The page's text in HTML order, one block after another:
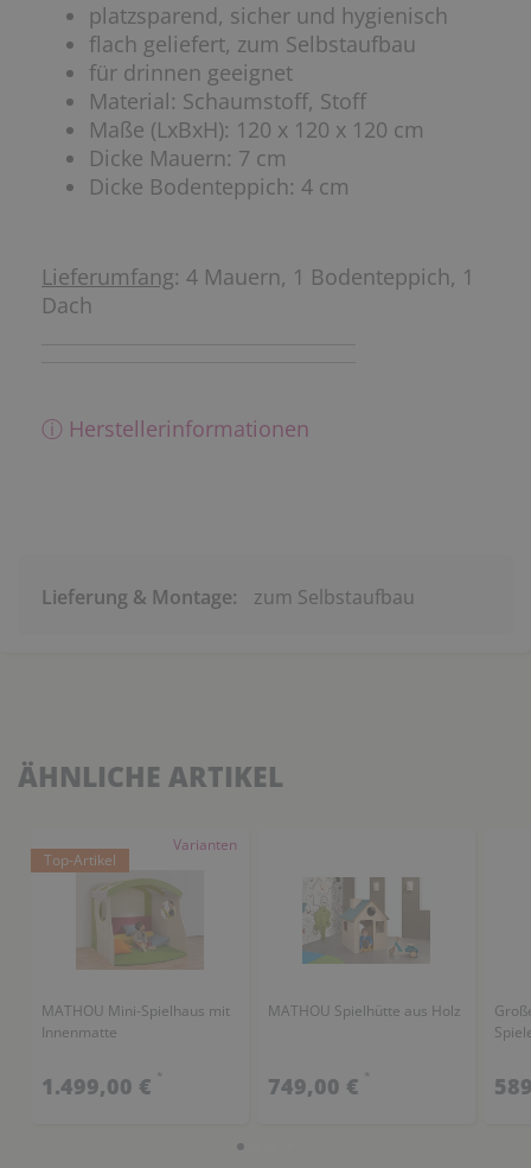
platzsparend, sicher und hygienisch
flach geliefert, zum Selbstaufbau
für drinnen geeignet
Material: Schaumstoff, Stoff
Maße (LxBxH): 120 x 120 x 120 cm
Dicke Mauern: 7 cm
Dicke Bodenteppich: 4 cm
Lieferumfang: 4 Mauern, 1 Bodenteppich, 1
Dach
ⓘ Herstellerinformationen
Lieferung & Montage: zum Selbstaufbau
ÄHNLICHE ARTIKEL
Varianten
Top-Artikel
MATHOU Mini-Spielhaus mit
Innenmatte
1.499,00 € *
MATHOU Spielhütte aus Holz
749,00 € *